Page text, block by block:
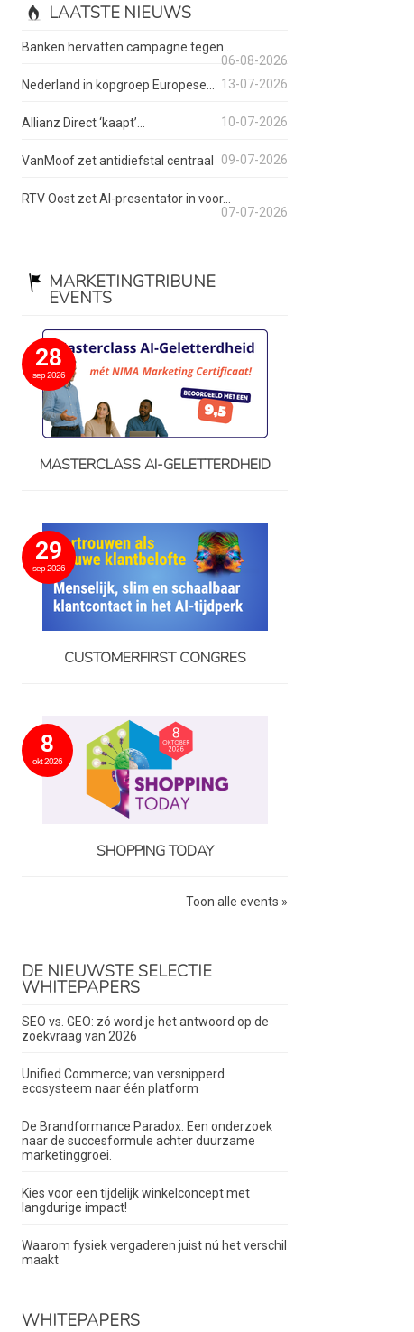
LAATSTE NIEUWS
Banken hervatten campagne tegen...
06-08-2026
Nederland in kopgroep Europese...
13-07-2026
Allianz Direct ‘kaapt’... 10-07-2026
VanMoof zet antidiefstal centraal 09-07-2026
RTV Oost zet AI-presentator in voor...
07-07-2026
MARKETINGTRIBUNE
EVENTS
28
sep 2026
MASTERCLASS AI-GELETTERDHEID
29
sep 2026
CUSTOMERFIRST CONGRES
8
okt 2026
SHOPPING TODAY
Toon alle events »
DE NIEUWSTE SELECTIE
WHITEPAPERS
SEO vs. GEO: zó word je het antwoord op de
zoekvraag van 2026
Unified Commerce; van versnipperd
ecosysteem naar één platform
De Brandformance Paradox. Een onderzoek
naar de succesformule achter duurzame
marketinggroei.
Kies voor een tijdelijk winkelconcept met
langdurige impact!
Waarom fysiek vergaderen juist nú het verschil
maakt
WHITEPAPERS